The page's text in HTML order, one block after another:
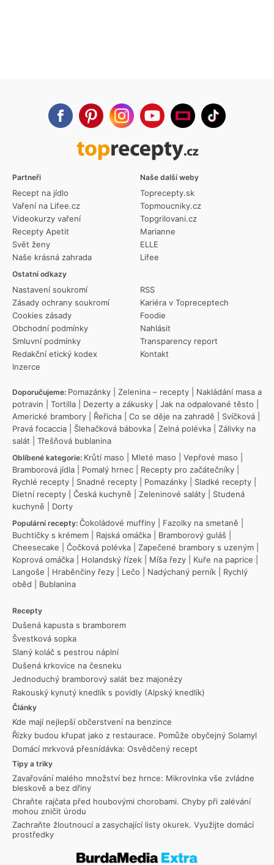
Partneři
Recept na jídlo
Vaření na Lifee.cz
Videokurzy vaření
Recepty Apetit
Svět ženy
Naše krásná zahrada
Ostatní odkazy
Nastavení soukromí
Zásady ochrany soukromí
Cookies zásady
Obchodní podmínky
Smluvní podmínky
Redakční etický kodex
Inzerce
RSS
Kariéra v Topreceptech
Foodie
Nahlásit
Transparency report
Kontakt
Naše další weby
Toprecepty.sk
Topmoucniky.cz
Topgrilovani.cz
Marianne
ELLE
Lifee
Doporučujeme: Pomazánky Zelenina – recepty
Nakládání masa a
potravin
Tortilla Dezerty a zákusky Jak na odpalované těsto
Americké brambory
Řeřicha Co se děje na zahradě Svíčková
Pravá focaccia
Šlehačková bábovka Zelná polévka
Zálivky na
salát
Třešňová bublanina
Oblíbené kategorie: Krůtí maso Mleté maso Vepřové maso
Bramborová jídla
Pomalý hrnec Recepty pro začátečníky
Rychlé recepty
Snadné recepty Pomazánky Sladké recepty
Dietní recepty
Česká kuchyně Zeleninové saláty
Studená
kuchyně
Dorty
Populární recepty: Čokoládové muffiny Fazolky na smetaně
Buchtičky s krémem
Rajská omáčka Bramborový guláš
Cheesecake
Čočková polévka Zapečené brambory s uzeným
Koprová omáčka
Holandský řízek Míša řezy Kuře na paprice
Langoše
Hraběnčiny řezy Lečo Nadýchaný perník
Rychlý
oběd
Bublanina
Recepty
Dušená kapusta s bramborem
Švestková sopka
Slaný koláč s pestrou náplní
Dušená krkovice na česneku
Jednoduchý bramborový salát bez majonézy
Rakouský kynutý knedlík s povidly (Alpský knedlík)
Články
Kde mají nejlepší občerstvení na benzince
Řízky budou křupat jako z restaurace. Pomůže obyčejný Solamyl
Domácí mrkvová přesnídávka: Osvědčený recept
Tipy a triky
Zavařování malého množství bez hrnce: Mikrovlnka vše zvládne
bleskově a bez dřiny
Chraňte rajčata před houbovými chorobami. Chyby při zalévání
mohou zničit úrodu
Zachraňte žloutnoucí a zasychající listy okurek. Využijte domácí
prostředky